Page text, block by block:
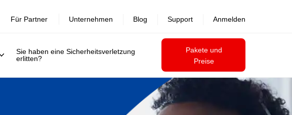
Sie haben eine Sicherheitsverletzung
erlitten?
Pakete und
Preise
Für Partner Unternehmen Blog Support Anmelden